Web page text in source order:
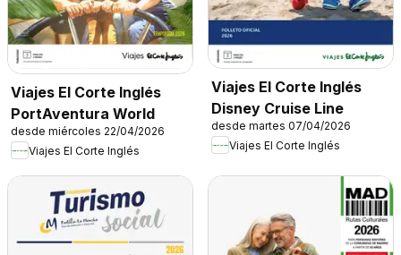
Viajes El Corte Inglés
PortAventura World
desde miércoles 22/04/2026
Viajes El Corte Inglés
Viajes El Corte Inglés
Disney Cruise Line
desde martes 07/04/2026
Viajes El Corte Inglés